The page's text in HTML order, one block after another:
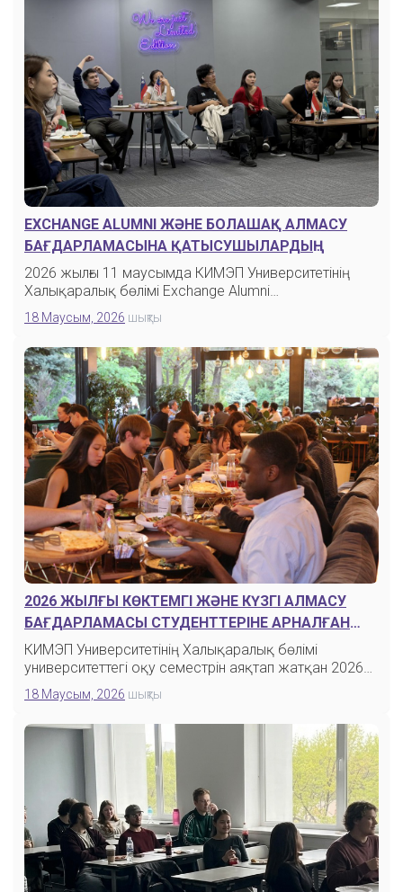
EXCHANGE ALUMNI ЖӘНЕ БОЛАШАҚ АЛМАСУ
БАҒДАРЛАМАСЫНА ҚАТЫСУШЫЛАРДЫҢ
КЕЗДЕСУІ
2026 жылғы 11 маусымда КИМЭП Университетінің
Халықаралық бөлімі Exchange Alumni…
18 Маусым, 2026 шықты
2026 ЖЫЛҒЫ КӨКТЕМГІ ЖӘНЕ КҮЗГІ АЛМАСУ
БАҒДАРЛАМАСЫ СТУДЕНТТЕРІНЕ АРНАЛҒАН
ҚОШТАСУ КЕШІ
КИМЭП Университетінің Халықаралық бөлімі
университеттегі оқу семестрін аяқтап жатқан 2026…
18 Маусым, 2026 шықты